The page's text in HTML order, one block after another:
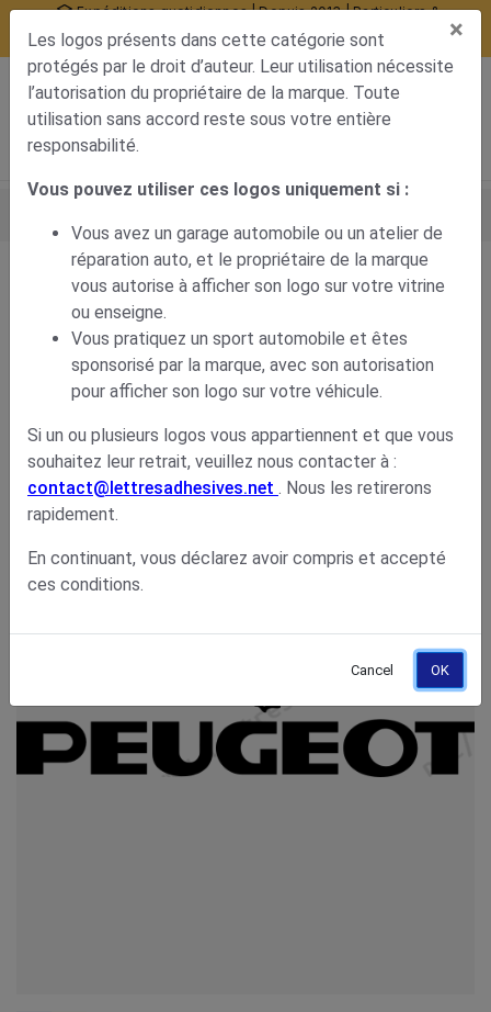
Expéditions quotidiennes | Depuis 2013 | Particuliers &
professionnels
10377 avis certifiés
Voir mon panier
Mon compteMenu de navigation
Logo Peugeot lion
Logo Peugeot lion
5,70€
×
Les logos présents dans cette catégorie sont
protégés par le droit d’auteur. Leur utilisation nécessite
l’autorisation du propriétaire de la marque. Toute
utilisation sans accord reste sous votre entière
responsabilité.
Vous pouvez utiliser ces logos uniquement si :
Vous avez un garage automobile ou un atelier de
réparation auto, et le propriétaire de la marque
vous autorise à afficher son logo sur votre vitrine
ou enseigne.
Vous pratiquez un sport automobile et êtes
sponsorisé par la marque, avec son autorisation
pour afficher son logo sur votre véhicule.
Si un ou plusieurs logos vous appartiennent et que vous
souhaitez leur retrait, veuillez nous contacter à :
contact@lettresadhesives.net . Nous les retirerons
rapidement.
En continuant, vous déclarez avoir compris et accepté
ces conditions.
Cancel OK